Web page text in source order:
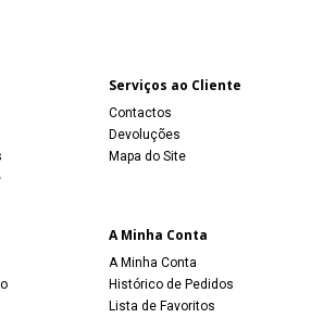
Serviços ao Cliente
Contactos
Devoluções
Mapa do Site
A Minha Conta
A Minha Conta
Histórico de Pedidos
Lista de Favoritos